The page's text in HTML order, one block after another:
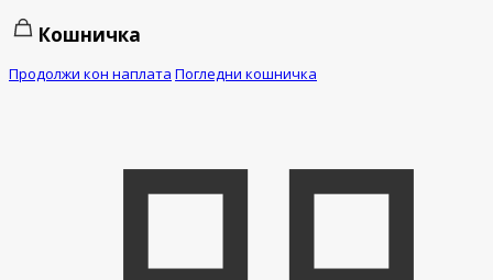
Кошничка
Продолжи кон наплата Погледни кошничка